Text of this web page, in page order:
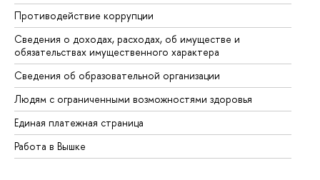
Противодействие коррупции
Сведения о доходах, расходах, об имуществе и
обязательствах имущественного характера
Сведения об образовательной организации
Людям с ограниченными возможностями здоровья
Единая платежная страница
Работа в Вышке